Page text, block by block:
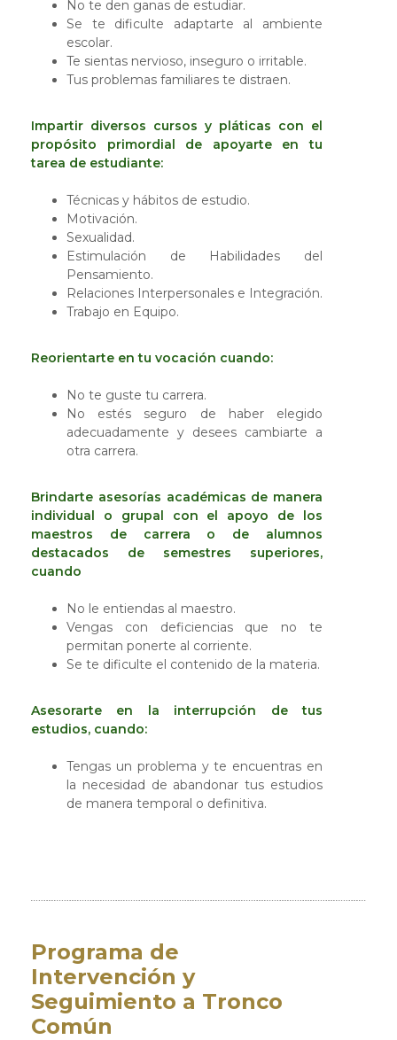
No te den ganas de estudiar.
Se te dificulte adaptarte al ambiente
escolar.
Te sientas nervioso, inseguro o irritable.
Tus problemas familiares te distraen.
Impartir diversos cursos y pláticas con el
propósito primordial de apoyarte en tu
tarea de estudiante:
Técnicas y hábitos de estudio.
Motivación.
Sexualidad.
Estimulación de Habilidades del
Pensamiento.
Relaciones Interpersonales e Integración.
Trabajo en Equipo.
Reorientarte en tu vocación cuando:
No te guste tu carrera.
No estés seguro de haber elegido
adecuadamente y desees cambiarte a
otra carrera.
Brindarte asesorías académicas de manera
individual o grupal con el apoyo de los
maestros de carrera o de alumnos
destacados de semestres superiores,
cuando
No le entiendas al maestro.
Vengas con deficiencias que no te
permitan ponerte al corriente.
Se te dificulte el contenido de la materia.
Asesorarte en la interrupción de tus
estudios, cuando:
Tengas un problema y te encuentras en
la necesidad de abandonar tus estudios
de manera temporal o definitiva.
Programa de
Intervención y
Seguimiento a Tronco
Común